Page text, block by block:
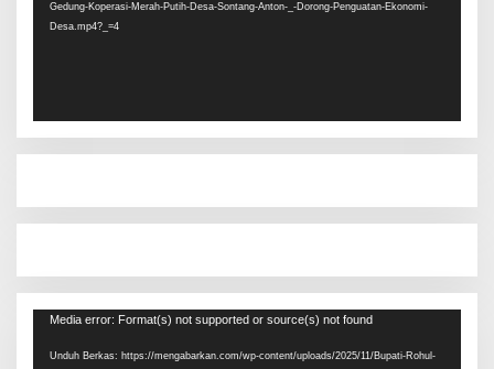
Gedung-Koperasi-Merah-Putih-Desa-Sontang-Anton-_-Dorong-Penguatan-Ekonomi-
Desa.mp4?_=4
Pemutar
Media error: Format(s) not supported or source(s) not found
Unduh Berkas: https://mengabarkan.com/wp-content/uploads/2025/11/Bupati-Rohul-